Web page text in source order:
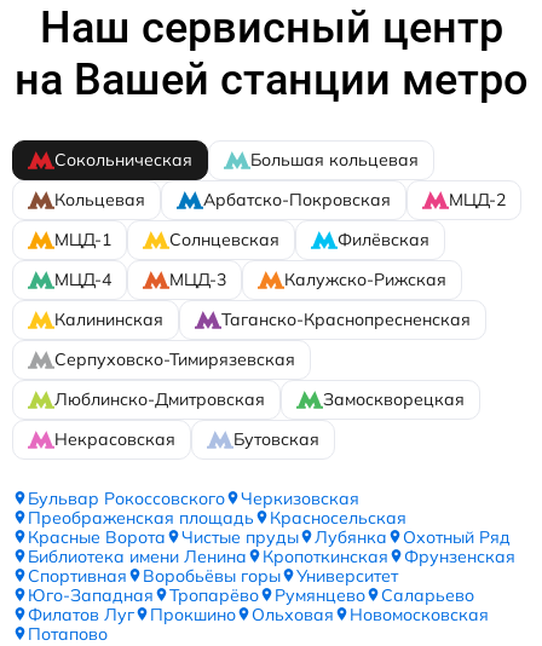
Наш сервисный центр
на Вашей станции метро
Сокольническая
Большая кольцевая
Кольцевая
Арбатско-Покровская
МЦД-2
МЦД-1
Солнцевская
Филёвская
МЦД-4
МЦД-3
Калужско-Рижская
Калининская
Таганско-Краснопресненская
Серпуховско-Тимирязевская
Люблинско-Дмитровская
Замоскворецкая
Некрасовская
Бутовская
Бульвар Рокоссовского
Черкизовская
Преображенская площадь
Красносельская
Красные Ворота
Чистые пруды Лубянка
Охотный Ряд
Библиотека имени Ленина
Кропоткинская
Фрунзенская
Спортивная
Воробьёвы горы
Университет
Юго-Западная
Тропарёво Румянцево
Саларьево
Филатов Луг
Прокшино Ольховая
Новомосковская
Потапово